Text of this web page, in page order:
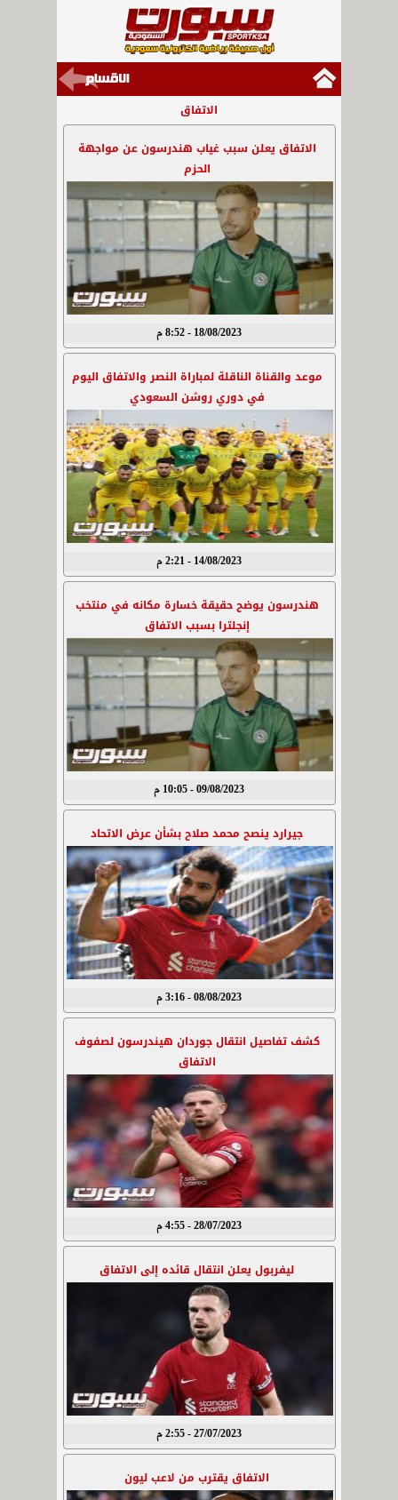
الاتفاق
الاتفاق يعلن سبب غياب هندرسون عن مواجهة
الحزم
18/08/2023 - 8:52 م
موعد والقناة الناقلة لمباراة النصر والاتفاق اليوم
في دوري روشن السعودي
14/08/2023 - 2:21 م
هندرسون يوضح حقيقة خسارة مكانه في منتخب
إنجلترا بسبب الاتفاق
09/08/2023 - 10:05 م
جيرارد ينصح محمد صلاح بشأن عرض الاتحاد
08/08/2023 - 3:16 م
كشف تفاصيل انتقال جوردان هيندرسون لصفوف
الاتفاق
28/07/2023 - 4:55 م
ليفربول يعلن انتقال قائده إلى الاتفاق
27/07/2023 - 2:55 م
الاتفاق يقترب من لاعب ليون